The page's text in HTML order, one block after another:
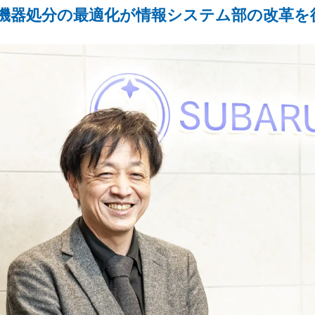
器処分の最適化が情報システム部の改革を